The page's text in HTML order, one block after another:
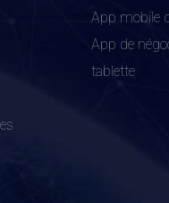
App mobile
App de
tablette